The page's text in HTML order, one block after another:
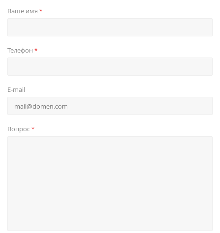
Ваше имя *
Телефон *
E-mail
Вопрос*